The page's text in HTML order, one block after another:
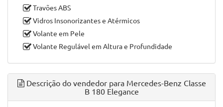
Travões ABS
Vidros Insonorizantes e Atérmicos
Volante em Pele
Volante Regulável em Altura e Profundidade
Descrição do vendedor para Mercedes-Benz Classe
B 180 Elegance